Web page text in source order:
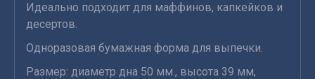
Идеально подходит для маффинов, капкейков и
десертов.
Одноразовая бумажная форма для выпечки.
Размер: диаметр дна 50 мм., высота 39 мм,